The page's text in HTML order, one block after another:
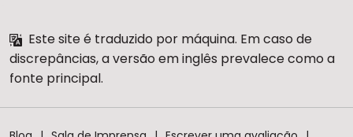
Este site é traduzido por máquina. Em caso de
discrepâncias, a versão em inglês prevalece como a
fonte principal.